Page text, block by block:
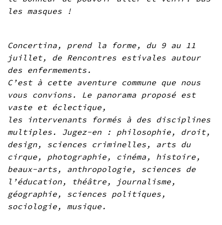
les masques !
Concertina, prend la forme, du 9 au 11
juillet, de Rencontres estivales autour
des enfermements.
C’est à cette aventure commune que nous
vous convions. Le panorama proposé est
vaste et éclectique,
les intervenants formés à des disciplines
multiples. Jugez-en : philosophie, droit,
design, sciences criminelles, arts du
cirque, photographie, cinéma, histoire,
beaux-arts, anthropologie, sciences de
l’éducation, théâtre, journalisme,
géographie, sciences politiques,
sociologie, musique.